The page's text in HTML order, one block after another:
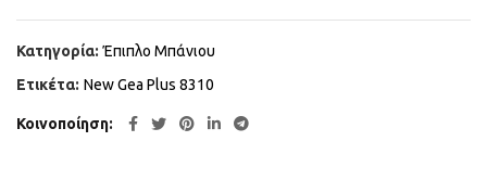
Κατηγορία: Έπιπλο Μπάνιου
Ετικέτα: New Gea Plus 8310
Κοινοποίηση